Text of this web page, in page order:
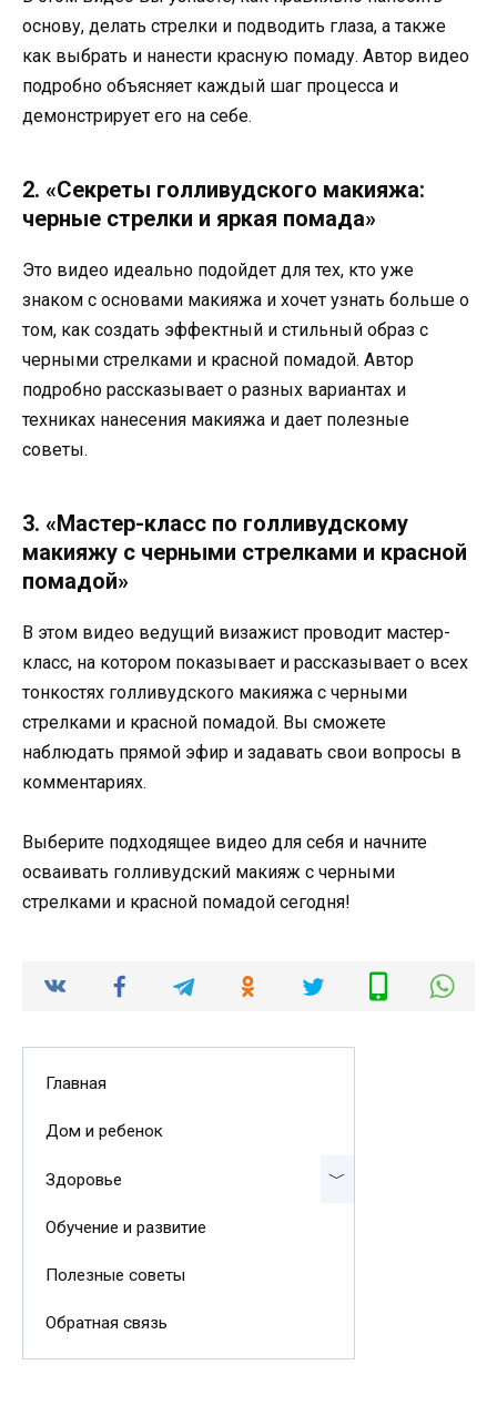
основу, делать стрелки и подводить глаза, а также
как выбрать и нанести красную помаду. Автор видео
подробно объясняет каждый шаг процесса и
демонстрирует его на себе.
2. «Секреты голливудского макияжа:
черные стрелки и яркая помада»
Это видео идеально подойдет для тех, кто уже
знаком с основами макияжа и хочет узнать больше о
том, как создать эффектный и стильный образ с
черными стрелками и красной помадой. Автор
подробно рассказывает о разных вариантах и
техниках нанесения макияжа и дает полезные
советы.
3. «Мастер-класс по голливудскому
макияжу с черными стрелками и красной
помадой»
В этом видео ведущий визажист проводит мастер-
класс, на котором показывает и рассказывает о всех
тонкостях голливудского макияжа с черными
стрелками и красной помадой. Вы сможете
наблюдать прямой эфир и задавать свои вопросы в
комментариях.
Выберите подходящее видео для себя и начните
осваивать голливудский макияж с черными
стрелками и красной помадой сегодня!
Главная
Дом и ребенок
Здоровье
Обучение и развитие
Полезные советы
Обратная связь